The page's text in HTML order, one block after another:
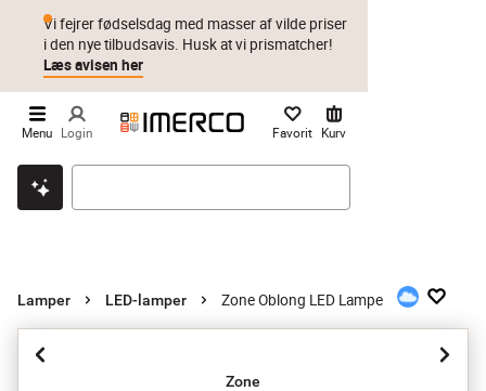
Klik & hent Byt i 1 år Prismatch
Vi fejrer fødselsdag med masser af vilde priser
i den nye tilbudsavis. Husk at vi prismatcher!
Læs avisen her
Menu Login Favorit Kurv
Lamper LED-lamper Zone Oblong LED Lampe
Zone